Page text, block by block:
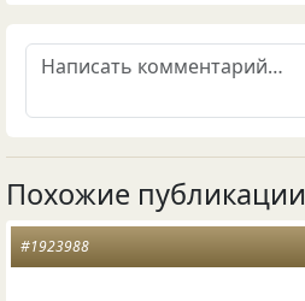
Похожие публикации
#1923988